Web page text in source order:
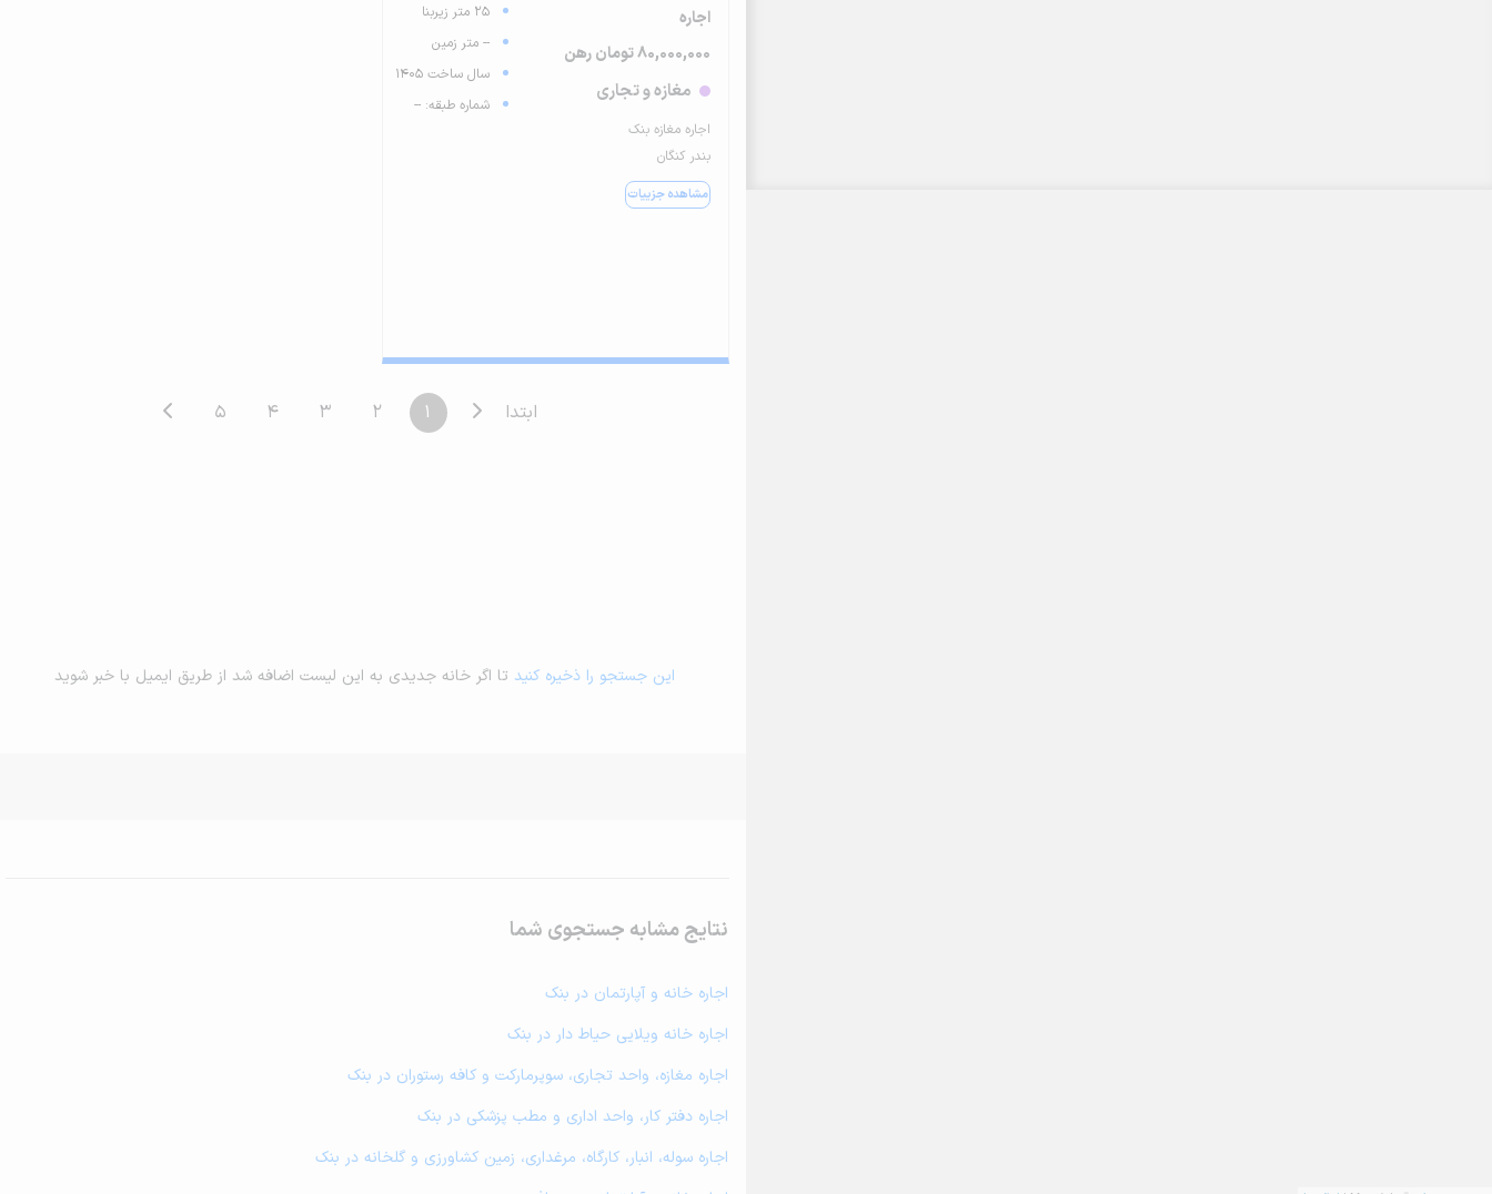
اجاره
80,000,000 تومان رهن
مغازه و تجاری
اجاره مغازه بنک
بندر کنگان
مشاهده جزییات
25 متر زیربنا
-- متر زمین
سال ساخت 1405
شماره طبقه: --
ابتدا 1
2
3
4
5
این جستجو را ذخیره کنید تا اگر خانه جدیدی به این لیست اضافه شد از طریق ایمیل با خبر شوید
نتایج مشابه جستجوی شما
اجاره خانه و آپارتمان در بنک
اجاره خانه ویلایی حیاط دار در بنک
اجاره مغازه، واحد تجاری، سوپرمارکت و کافه رستوران در بنک
اجاره دفتر کار، واحد اداری و مطب پزشکی در بنک
اجاره سوله، انبار، کارگاه، مرغداری، زمین کشاورزی و گلخانه در بنک